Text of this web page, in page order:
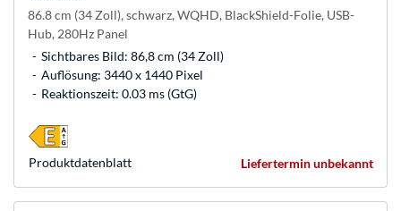
86.8 cm (34 Zoll), schwarz, WQHD, BlackShield-Folie, USB-
Hub, 280Hz Panel
Sichtbares Bild: 86,8 cm (34 Zoll)
Auflösung: 3440 x 1440 Pixel
Reaktionszeit: 0.03 ms (GtG)
Liefertermin unbekannt
Produkt­datenblatt